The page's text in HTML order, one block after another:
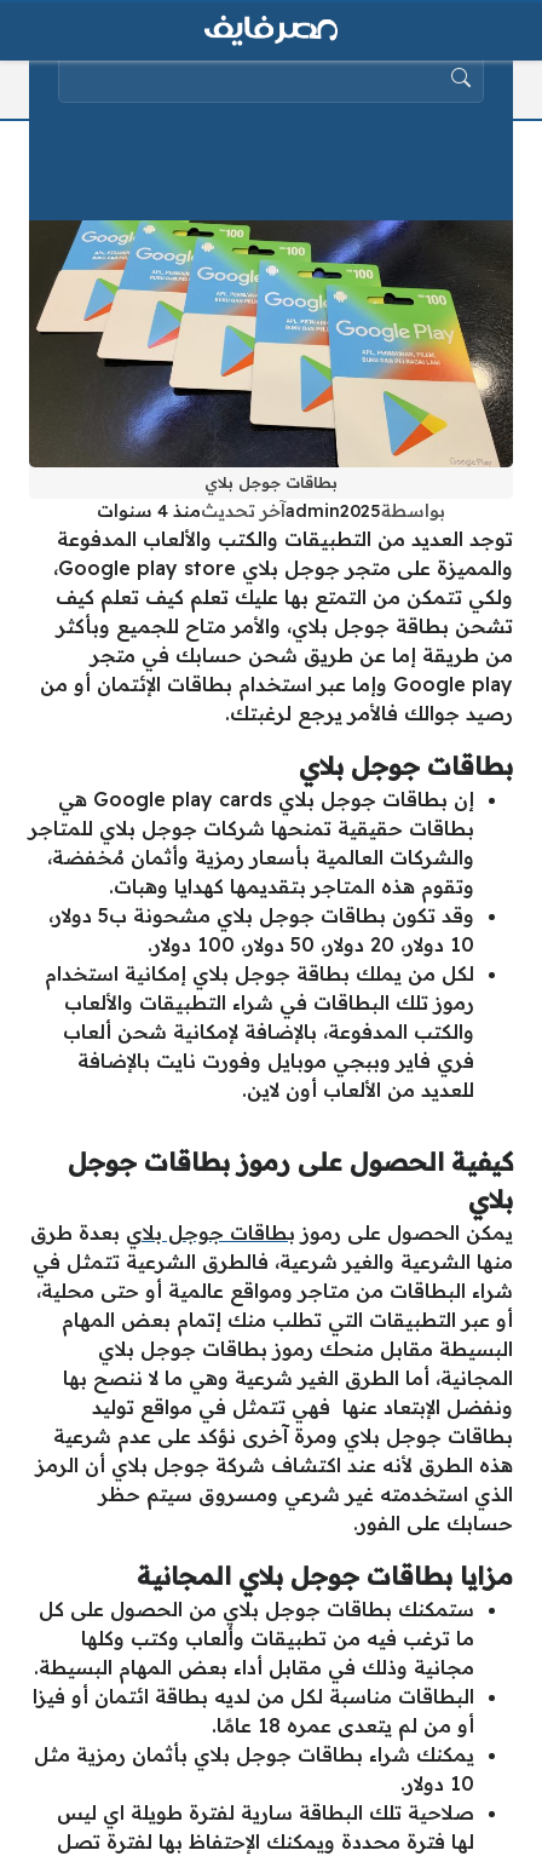
بطاقات جوجل بلاي
بواسطةadmin2025آخر تحديثمنذ 4 سنوات
توجد العديد من التطبيقات والكتب والألعاب المدفوعة
والمميزة على متجر جوجل بلاي Google play store،
ولكي تتمكن من التمتع بها عليك تعلم كيف تعلم كيف
تشحن بطاقة جوجل بلاي، والأمر متاح للجميع وبأكثر
من طريقة إما عن طريق شحن حسابك في متجر
Google play وإما عبر استخدام بطاقات الإئتمان أو من
رصيد جوالك فالأمر يرجع لرغبتك.
بطاقات جوجل بلاي
إن بطاقات جوجل بلاي Google play cards هي
بطاقات حقيقية تمنحها شركات جوجل بلاي للمتاجر
والشركات العالمية بأسعار رمزية وأثمان مُخفضة،
وتقوم هذه المتاجر بتقديمها كهدايا وهبات.
وقد تكون بطاقات جوجل بلاي مشحونة ب5 دولار،
10 دولار، 20 دولار، 50 دولار، 100 دولار.
لكل من يملك بطاقة جوجل بلاي إمكانية استخدام
رموز تلك البطاقات في شراء التطبيقات والألعاب
والكتب المدفوعة، بالإضافة لإمكانية شحن ألعاب
فري فاير وببجي موبايل وفورت نايت بالإضافة
للعديد من الألعاب أون لاين.
كيفية الحصول على رموز بطاقات جوجل
بلاي
يمكن الحصول على رموز بطاقات جوجل بلاي بعدة طرق
منها الشرعية والغير شرعية، فالطرق الشرعية تتمثل في
شراء البطاقات من متاجر ومواقع عالمية أو حتى محلية،
أو عبر التطبيقات التي تطلب منك إتمام بعض المهام
البسيطة مقابل منحك رموز بطاقات جوجل بلاي
المجانية، أما الطرق الغير شرعية وهي ما لا ننصح بها
ونفضل الإبتعاد عنها فهي تتمثل في مواقع توليد
بطاقات جوجل بلاي ومرة آخرى نؤكد على عدم شرعية
هذه الطرق لأنه عند اكتشاف شركة جوجل بلاي أن الرمز
الذي استخدمته غير شرعي ومسروق سيتم حظر
حسابك على الفور.
مزايا بطاقات جوجل بلاي المجانية
ستمكنك بطاقات جوجل بلاي من الحصول على كل
ما ترغب فيه من تطبيقات وألعاب وكتب وكلها
مجانية وذلك في مقابل أداء بعض المهام البسيطة.
البطاقات مناسبة لكل من لديه بطاقة ائتمان أو فيزا
أو من لم يتعدى عمره 18 عامًا.
يمكنك شراء بطاقات جوجل بلاي بأثمان رمزية مثل
10 دولار.
صلاحية تلك البطاقة سارية لفترة طويلة اي ليس
لها فترة محددة ويمكنك الإحتفاظ بها لفترة تصل
البحث عن: